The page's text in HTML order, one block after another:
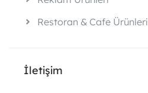
Restoran & Cafe Ürünleri
İletişim